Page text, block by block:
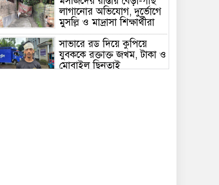
লাগানোর অভিযোগ, দুর্ভোগে
মুসল্লি ও মাদ্রাসা শিক্ষার্থীরা
সাভারে রড দিয়ে কুপিয়ে
যুবককে রক্তাক্ত জখম, টাকা ও
মোবাইল ছিনতাই